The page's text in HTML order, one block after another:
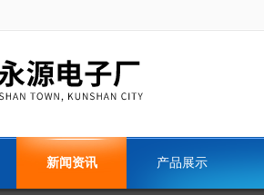
新闻资讯 产品展示